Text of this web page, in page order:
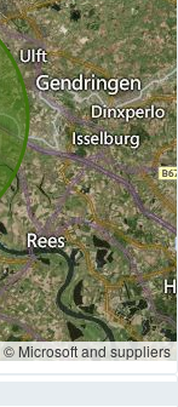
© Microsoft and suppliers